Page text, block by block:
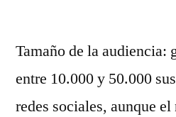
Tamaño de la audiencia:
entre 10.000 y 50.000
redes sociales, aunque